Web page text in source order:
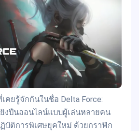
เคยรู้จักกันในชื่อ Delta Force:
ยิงปืนออนไลน์แบบผู้เล่นหลายคน
บัติการพิเศษยุคใหม่ ด้วยกราฟิก